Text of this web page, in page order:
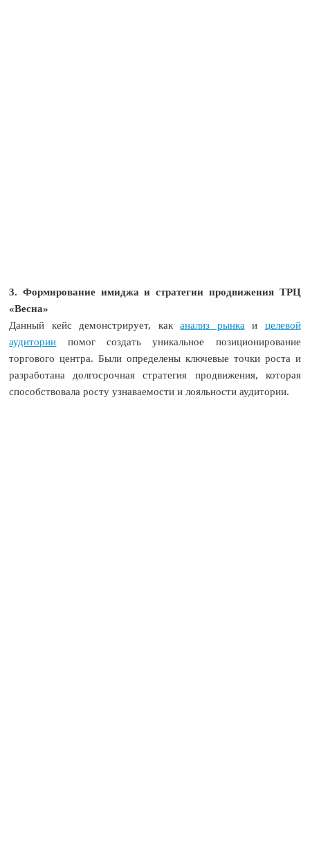
3. Формирование имиджа и стратегии продвижения ТРЦ
«Весна»
Данный кейс демонстрирует, каканализ рынка и целевой
аудитории помог создать уникальное позиционирование
торгового центра. Были определены ключевые точки роста и
разработана долгосрочная стратегия продвижения, которая
способствовала росту узнаваемости и лояльности аудитории.